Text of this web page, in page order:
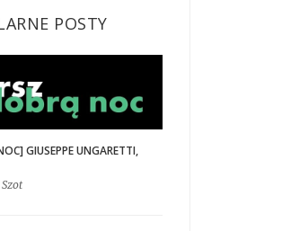
POSTY
GIUSEPPE UNGARETTI,